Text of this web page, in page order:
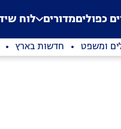
Application error: a
. כפוליםמדורים לוח
ומשפט חדשות בארץ